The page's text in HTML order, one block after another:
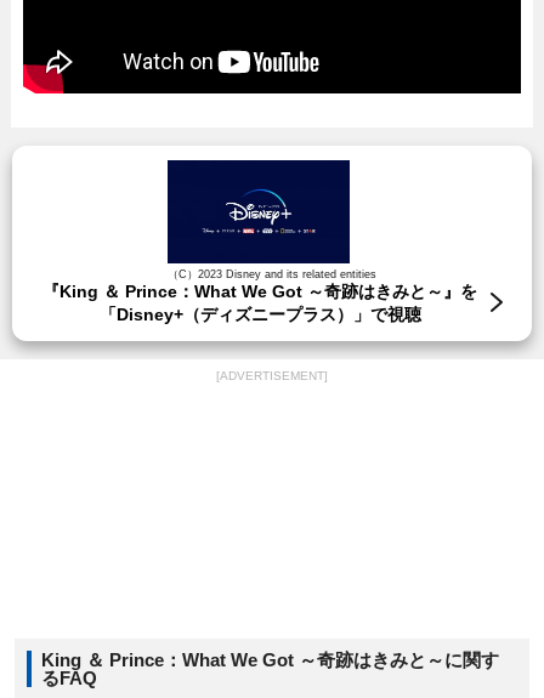
（C）2023 Disney and its related entities
『King ＆ Prince：What We Got ～奇跡はきみと～』を
「Disney+（ディズニープラス）」で視聴
[ADVERTISEMENT]
King ＆ Prince：What We Got ～奇跡はきみと～に関す
るFAQ